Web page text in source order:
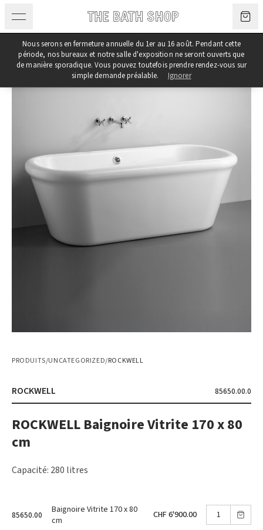
Nous serons en fermeture annuelle du 1er au 16 août. Pendant cette
période, nos bureaux et notre salle d'exposition ne seront ouverts que
de manière sporadique. Vous pouvez toutefois prendre rendez-vous sur
simple demande préalable.
Ignorer
PRODUITS/UNCATEGORIZED/ROCKWELL
ROCKWELL 85650.00.0
ROCKWELL Baignoire Vitrite 170 x 80
cm
Capacité: 280 litres
85650.00
Baignoire Vitrite 170 x 80
cm
CHF 6'900.00